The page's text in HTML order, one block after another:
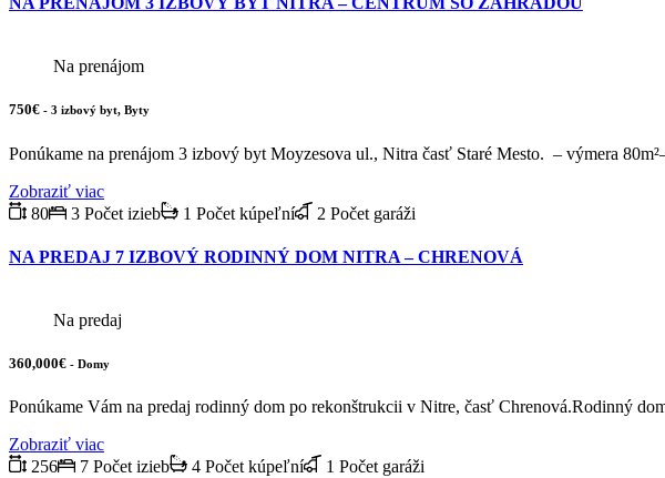
Na prenájom
750€ - 3 izbový byt, Byty
Ponúkame na prenájom 3 izbový byt Moyzesova ul., Nitra časť Staré Mesto. – výmera
Zobraziť viac
80
3 Počet izieb 1 Počet kúpeľní 2 Počet garáži
NA PREDAJ 7 IZBOVÝ RODINNÝ DOM NITRA – CHRENOVÁ
Na predaj
360,000€ - Domy
Ponúkame Vám na predaj rodinný dom po rekonštrukcii v Nitre, časť Chrenová.Rodinný
Zobraziť viac
256
7 Počet izieb 4 Počet kúpeľní 1 Počet garáži